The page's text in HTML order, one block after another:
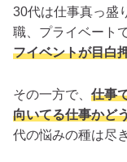
30代は仕事真っ盛
職、プライベート
フイベントが目白
その一方で、 仕事
向いてる仕事かど
代の悩みの種は尽